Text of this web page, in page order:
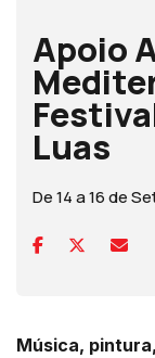
Apoio
Luas
De 14 a 16 de
Música,